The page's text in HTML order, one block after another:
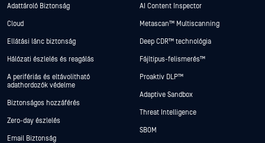
Adattároló Biztonság
Cloud
Ellátási lánc biztonság
Hálózati észlelés és reagálás
A perifériás és eltávolítható
adathordozók védelme
Biztonságos hozzáférés
Zero-day észlelés
Email Biztonság
AI Content Inspector
Metascan™ Multiscanning
Deep CDR™ technológia
Fájltípus-felismerés™
Proaktív DLP™
Adaptive Sandbox
Threat Intelligence
SBOM